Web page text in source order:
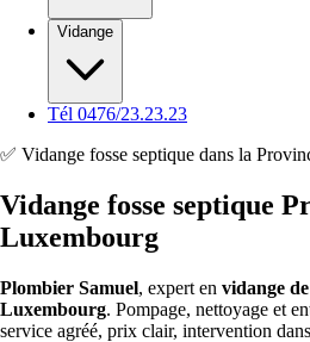
Vidange
Tél 0476/23.23.23
✅ Vidange fosse septique dans la
Vidange fosse septique
Luxembourg
Plombier Samuel, expert en vidange
Luxembourg. Pompage, nettoyage et
service agréé, prix clair, intervention